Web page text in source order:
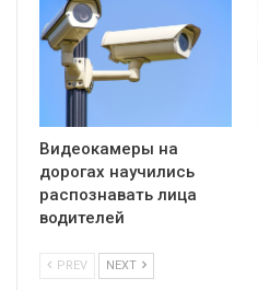
Видеокамеры на
дорогах научились
распознавать лица
водителей
PREV NEXT